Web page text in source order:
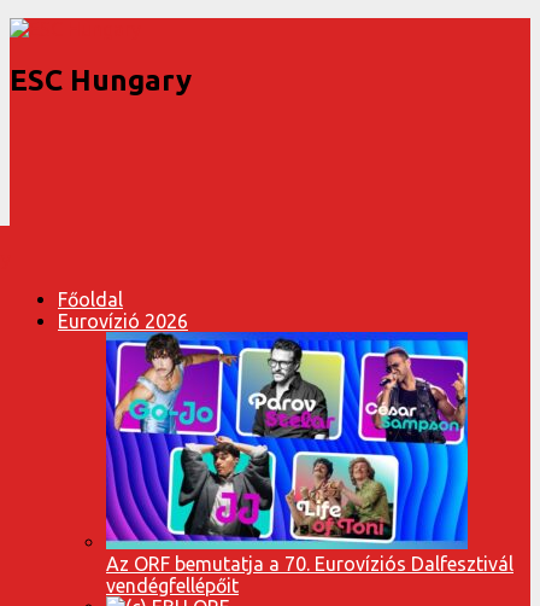
ESC Hungary
Főoldal
Eurovízió 2026
Az ORF bemutatja a 70. Eurovíziós Dalfesztivál
vendégfellépőit